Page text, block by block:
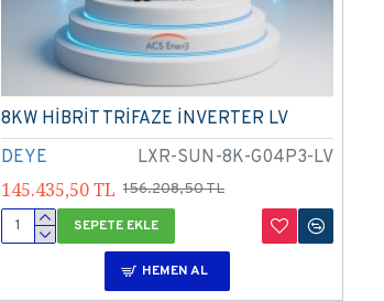
DEYE LXR-SUN-8K-G04P3-LV
8KW HİBRİT TRİFAZE İNVERTER LV
145.435,50 TL 156.208,50 TL
SEPETE EKLE
HEMEN AL